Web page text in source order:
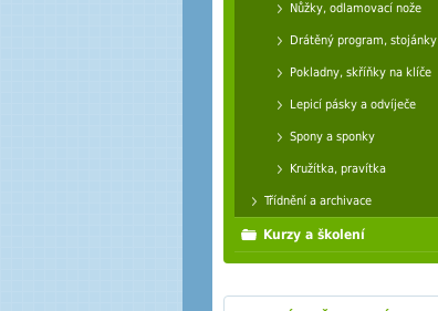
Nůžky, odlamovací nože
Drátěný program, stojánky
Pokladny, skříňky na klíče
Lepicí pásky a odvíječe
Spony a sponky
Kružítka, pravítka
Třídnění a archivace
Kurzy a školení